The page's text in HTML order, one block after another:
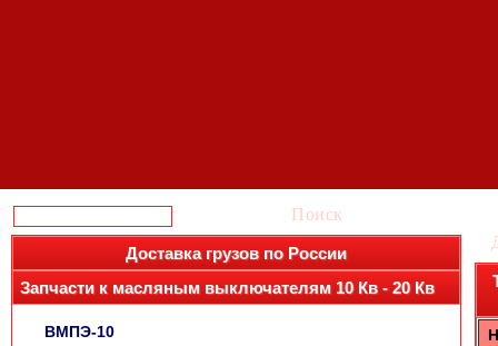
Поиск
Доставка грузов по России
Запчасти к масляным выключателям 10 Кв - 20 Кв
ВМПЭ-10